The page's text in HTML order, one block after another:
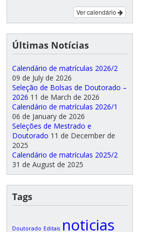
Ver calendário
Últimas Notícias
Calendário de matrículas 2026/2
09 de July de 2026
Seleção de Bolsas de Doutorado –
2026 11 de March de 2026
Calendário de matrículas 2026/1
06 de January de 2026
Seleções de Mestrado e
Doutorado 11 de December de
2025
Calendário de matrículas 2025/2
31 de August de 2025
Tags
Doutorado Editais noticias